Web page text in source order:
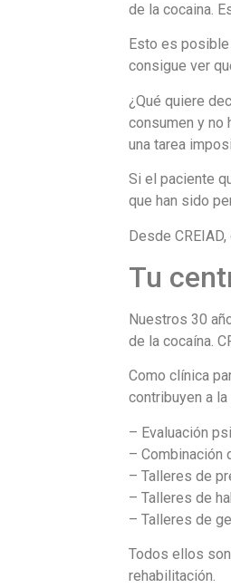
de la cocaina.
Esto es
consigue ver
¿Qué quiere
consumen y no
una tarea
Si el paciente
que han sido
Desde
Tu
Nuestros 30
de la cocaína.
Como clínica
contribuyen a
– Evaluación
– Combinación
– Talleres de
– Talleres de
– Talleres de
Todos ellos
rehabilitación.